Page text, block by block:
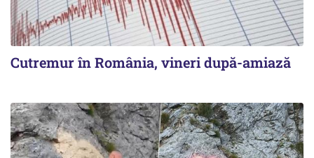
Cutremur în România, vineri după-amiază